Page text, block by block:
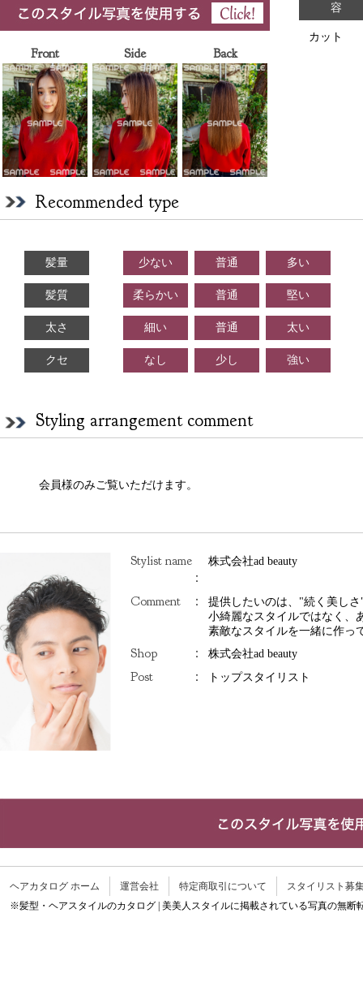
Front Side Back
容
カット
Recommended type
髪量 少ない 普通 多い
髪質 柔らかい 普通 堅い
太さ 細い 普通 太い
クセ なし 少し 強い
Styling arrangement comment
会員様のみご覧いただけます。
Stylist name
：
株式会社ad beauty
Comment ：
提供したいのは、"続く美し
小綺麗なスタイルではなく、
素敵なスタイルを一緒に作っ
Shop ： 株式会社ad beauty
Post ： トップスタイリスト
ヘアカタログ ホーム 運営会社 特定商取引について
スタイリスト募
※髪型・ヘアスタイルのカタログ | 美美人スタイルに掲載されている写真の無断